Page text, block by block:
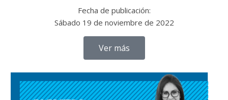
Fecha de publicación:
Sábado 19 de noviembre de 2022
Ver más